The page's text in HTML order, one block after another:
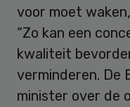
voor moet
“Zo kan een
kwaliteit
verminderen. De
minister over de